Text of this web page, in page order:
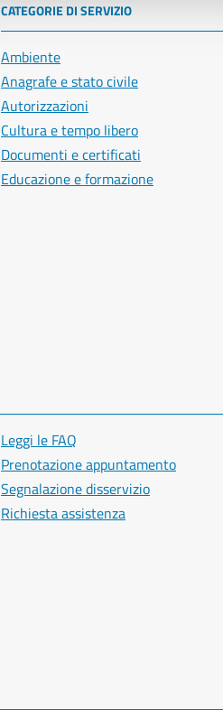
CATEGORIE DI SERVIZIO
Ambiente
Anagrafe e stato civile
Autorizzazioni
Cultura e tempo libero
Documenti e certificati
Educazione e formazione
Leggi le FAQ
Prenotazione appuntamento
Segnalazione disservizio
Richiesta assistenza